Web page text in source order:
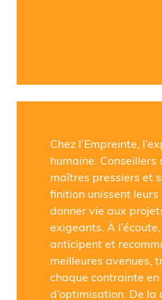
Chez l’Empreinte,
humaine.
maîtres pressiers et
finition unissent
donner vie aux
exigeants. À
anticipent et
meilleures avenues,
chaque contrainte
d’optimisation. De la